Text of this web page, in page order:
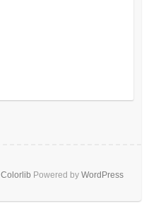
Colorlib Powered by WordPress